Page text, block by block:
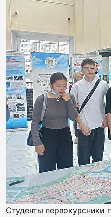
Студенты первокурсники